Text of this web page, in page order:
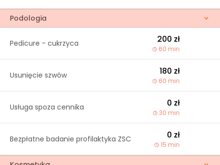
Podologia
Pedicure - cukrzyca 200 zł
60 min
Usunięcie szwów 180 zł
60 min
Usługa spoza cennika 0 zł
30 min
Bezpłatne badanie profilaktyka ZSC 0 zł
15 min